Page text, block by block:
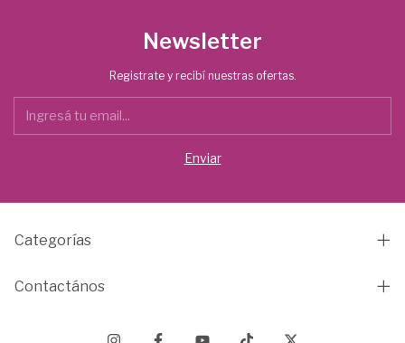
Newsletter
Registrate y recibí nuestras ofertas.
Categorías
Contactános